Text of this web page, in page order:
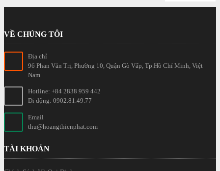
VỀ CHÚNG TÔI
Địa chỉ
96 Phan Văn Trị, Phường 10, Quận Gò Vấp, Tp.Hồ Chí Minh, Việt
Nam
Hotline: +84 2838 959 442
Di động: 0902.81.49.77
Email
thu@hoangthienphat.com
TÀI KHOẢN